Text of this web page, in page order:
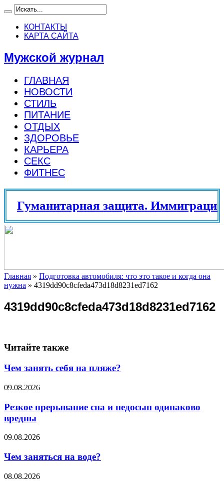
КОНТАКТЫ
КАРТА САЙТА
Мужской журнал
ГЛАВНАЯ
НОВОСТИ
СТИЛЬ
ПИТАНИЕ
ОТДЫХ
ЗДОРОВЬЕ
КАРЬЕРА
СЕКС
ФИТНЕС
Гуманитарная защита.
Главная » Подготовка автомобиля: что это такое и когда она
нужна » 4319dd90c8cfeda473d18d8231ed7162
4319dd90c8cfeda473d18d8231ed7162
Читайте также
Чем занять себя на пляже?
09.08.2026
Резкое прерывание сна и недосып одинаково
вредны
09.08.2026
Чем заняться на воде?
08.08.2026